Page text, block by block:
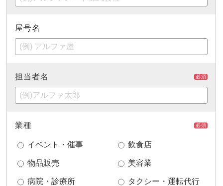
屋号名
担当者名 必須
業種 必須
イベント・催事 飲食店
物品販売 美容業
病院・診療所 タクシー・運転代行